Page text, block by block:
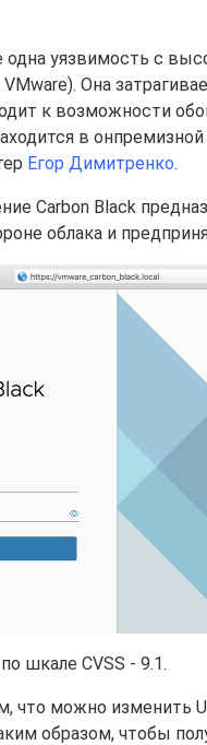
уязвимость с
VMware). Она
к возможности
в
Егор Димитренко.
Carbon Black
облака и
шкале CVSS - 9.1.
что можно изменить
образом, чтобы